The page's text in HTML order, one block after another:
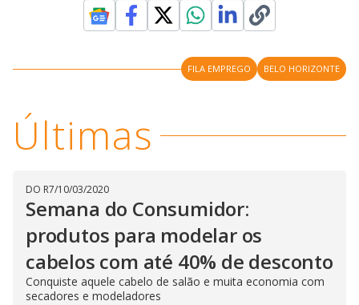
FILA EMPREGO BELO HORIZONTE
Últimas
DO R7/10/03/2020
Semana do Consumidor:
produtos para modelar os
cabelos com até 40% de desconto
Conquiste aquele cabelo de salão e muita economia com
secadores e modeladores